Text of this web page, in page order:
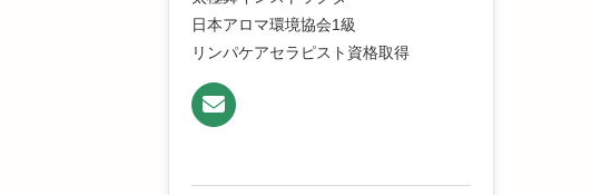
日本アロマ環境協会1級
リンパケアセラピスト資格取得